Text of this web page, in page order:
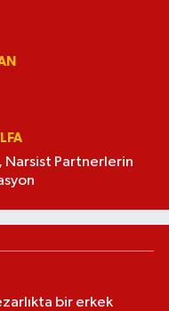
Narsist Partnerlerin
bir erkek